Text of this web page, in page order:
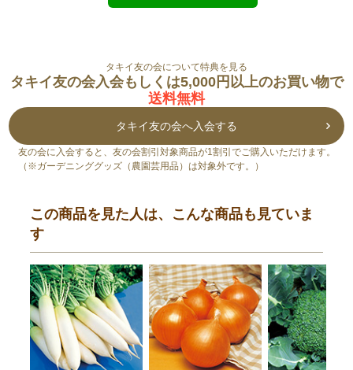
タキイ友の会について特典を見る
タキイ友の会入会もしくは5,000円以上のお買い物で
送料無料
タキイ友の会へ入会する
友の会に入会すると、友の会割引対象商品が1割引でご購入いただけます。
（※ガーデニンググッズ（農園芸用品）は対象外です。）
この商品を見た人は、こんな商品も見ていま
す